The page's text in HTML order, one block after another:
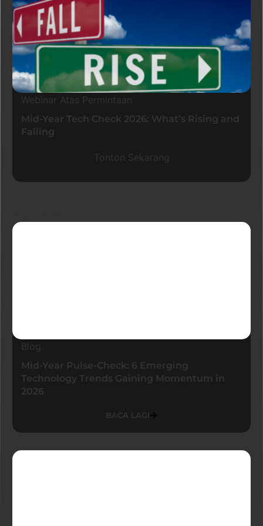
Webinar Atas Permintaan
Mid-Year Tech Check 2026: What’s Rising and
Falling
Tonton Sekarang
Blog
Mid-Year Pulse-Check: 6 Emerging
Technology Trends Gaining Momentum in
2026
BACA LAGI